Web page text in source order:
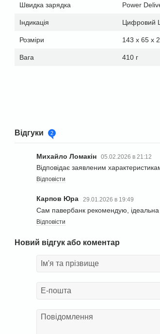
Швидка зарядка Power
Індикація Цифровий
Розміри 143 х 65 х
Вага 410 г
Відгуки 2
Михайло Ломакін 05.02.2026 в 21:12
Відповідає заявленим
Відповісти
Карпов Юра 29.01.2026 в 19:49
Сам павербанк рекомендую, ідеальна
Відповісти
Новий відгук або коментар